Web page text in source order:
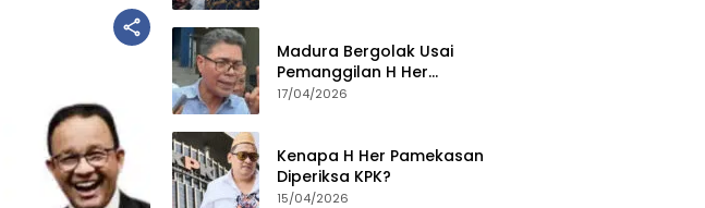
Madura Bergolak Usai
Pemanggilan H Her
Pamekasan, Faizal Assegaf
17/04/2026
Kenapa H Her Pamekasan
Diperiksa KPK?
15/04/2026